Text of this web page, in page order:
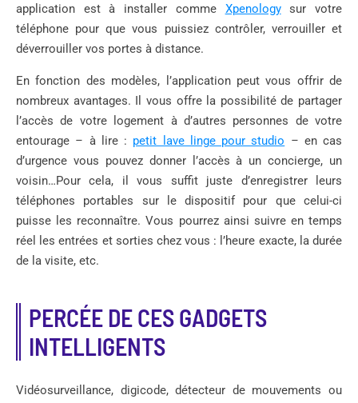
application est à installer comme Xpenologysur votre
téléphone pour que vous puissiez contrôler, verrouiller et
déverrouiller vos portes à distance.
En fonction des modèles, l’application peut vous offrir de
nombreux avantages. Il vous offre la possibilité de partager
l’accès de votre logement à d’autres personnes de votre
entourage – à lire : petit lave linge pour studio – en cas
d’urgence vous pouvez donner l’accès à un concierge, un
voisin…Pour cela, il vous suffit juste d’enregistrer leurs
téléphones portables sur le dispositif pour que celui-ci
puisse les reconnaître. Vous pourrez ainsi suivre en temps
réel les entrées et sorties chez vous : l’heure exacte, la durée
de la visite, etc.
PERCÉE DE CES GADGETS
INTELLIGENTS
Vidéosurveillance, digicode, détecteur de mouvements ou